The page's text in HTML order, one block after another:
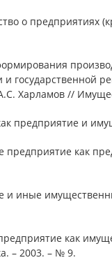
о предприятиях
и государственной
Харламов //
предприятие и
предприятие как
и иные
как
– 2003. – № 9.